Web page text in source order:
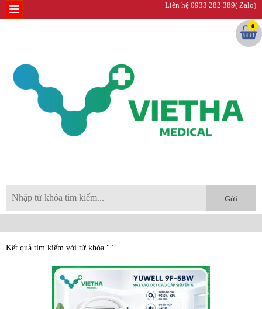
Liên hệ 0933 282 389( Zalo)
0
Kết quả tìm kiếm với từ khóa ""